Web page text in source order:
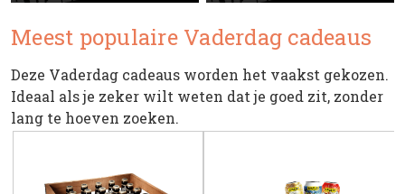
Meest populaire Vaderdag cadeaus
Deze Vaderdag cadeaus worden het vaakst gekozen.
Ideaal als je zeker wilt weten dat je goed zit, zonder
lang te hoeven zoeken.